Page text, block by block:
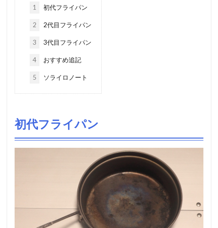
1 初代フライパン
2 2代目フライパン
3 3代目フライパン
4 おすすめ追記
5 ソライロノート
初代フライパン